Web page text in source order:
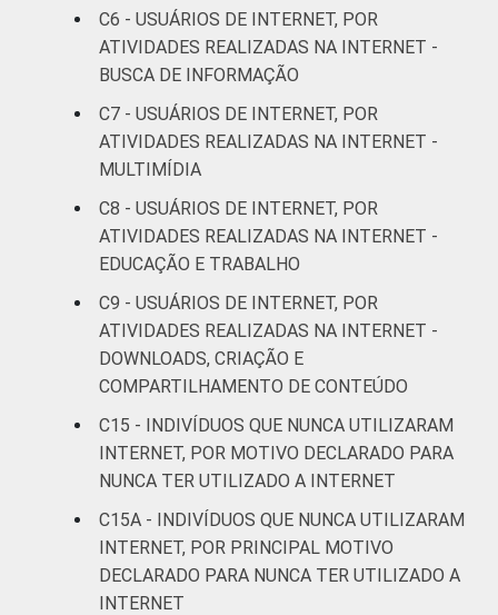
ou mais
Renda
Até 1 SM
Mais de 1
SM até 2 SM
34 73
Mais de 2
SM até 3 SM
36
SM até 5 SM
39
Mais de 5
SM até 10
SM
32
Mais de 10
33
Não tem
renda
49 70
C6 - USUÁRIOS DE INTERNET, POR
ATIVIDADES REALIZADAS NA INTERNET -
BUSCA DE INFORMAÇÃO
C7 - USUÁRIOS DE INTERNET, POR
ATIVIDADES REALIZADAS NA INTERNET -
MULTIMÍDIA
C8 - USUÁRIOS DE INTERNET, POR
ATIVIDADES REALIZADAS NA INTERNET -
EDUCAÇÃO E TRABALHO
C9 - USUÁRIOS DE INTERNET, POR
ATIVIDADES REALIZADAS NA INTERNET -
DOWNLOADS, CRIAÇÃO E
COMPARTILHAMENTO DE CONTEÚDO
C15 - INDIVÍDUOS QUE NUNCA UTILIZARAM
INTERNET, POR MOTIVO DECLARADO PARA
NUNCA TER UTILIZADO A INTERNET
C15A - INDIVÍDUOS QUE NUNCA UTILIZARAM
INTERNET, POR PRINCIPAL MOTIVO
DECLARADO PARA NUNCA TER UTILIZADO A
INTERNET